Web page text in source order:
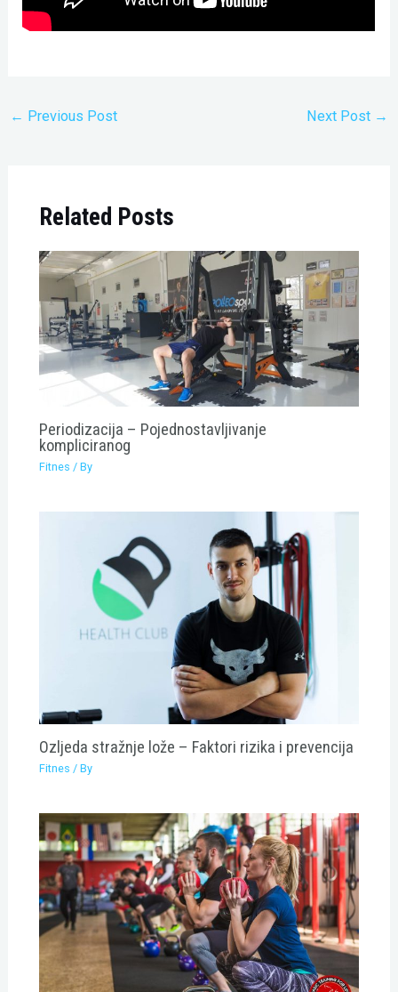
← Previous Post Next Post →
Related Posts
Periodizacija – Pojednostavljivanje
kompliciranog
Fitnes / By
Ozljeda stražnje lože – Faktori rizika i prevencija
Fitnes / By